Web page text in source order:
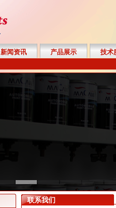
新闻资讯 产品展示 技术
联系我们